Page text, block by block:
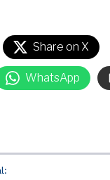
Share on X
WhatsApp